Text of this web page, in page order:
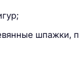
шпажки,